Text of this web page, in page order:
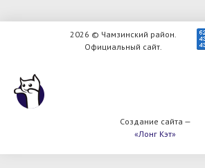
2026 © Чамзинский район.
Официальный сайт.
Создание сайта —
«Лонг Кэт»